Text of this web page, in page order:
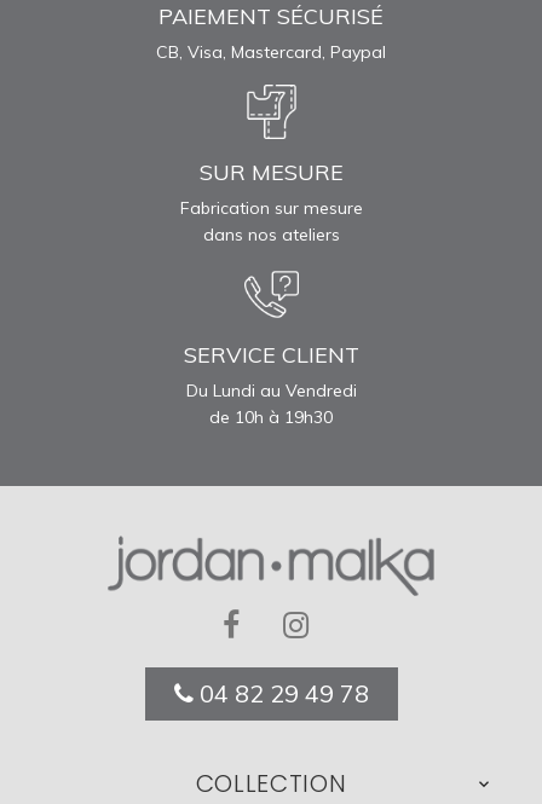
PAIEMENT SÉCURISÉ
CB, Visa, Mastercard, Paypal
SUR MESURE
Fabrication sur mesure
dans nos ateliers
SERVICE CLIENT
Du Lundi au Vendredi
de 10h à 19h30
04 82 29 49 78
COLLECTION 